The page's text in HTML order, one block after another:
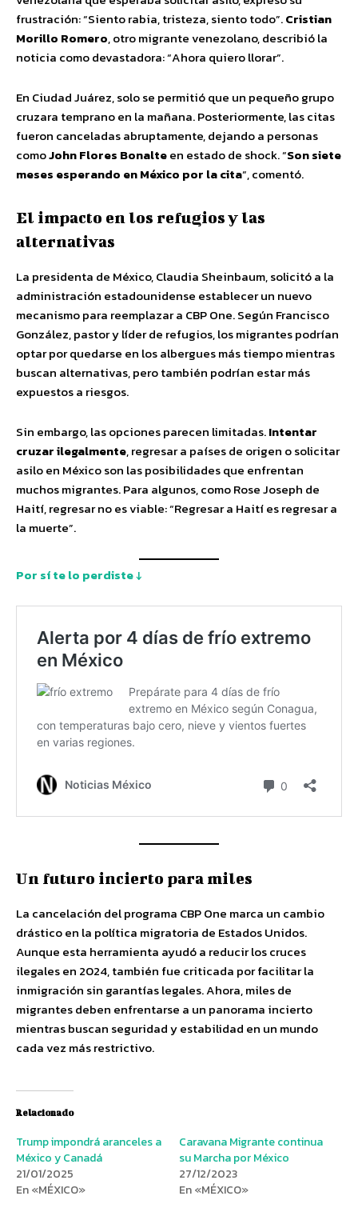
frustración: “Siento rabia, tristeza, siento todo”.Cristian
Morillo Romero, otro migrante venezolano, describió la
noticia como devastadora: “Ahora quiero llorar”.
En Ciudad Juárez, solo se permitió que un pequeño grupo
cruzara temprano en la mañana. Posteriormente, las citas
fueron canceladas abruptamente, dejando a personas
comoJohn Flores Bonalteen estado de shock. “Son siete
meses esperando en México por la cita“, comentó.
El impacto en los refugios y las
alternativas
La presidenta de México, Claudia Sheinbaum, solicitó a la
administración estadounidense establecer un nuevo
mecanismo para reemplazar a CBP One. Según Francisco
González, pastor y líder de refugios, los migrantes podrían
optar por quedarse en los albergues más tiempo mientras
buscan alternativas, pero también podrían estar más
expuestos a riesgos.
Sin embargo, las opciones parecen limitadas.Intentar
cruzar ilegalmente, regresar a países de origen o solicitar
asilo en México son las posibilidades que enfrentan
muchos migrantes. Para algunos, como Rose Joseph de
Haití, regresar no es viable: “Regresar a Haití es regresar a
la muerte”.
Por sí te lo perdiste ↓
Un futuro incierto para miles
La cancelación del programa CBP One marca un cambio
drástico en la política migratoria de Estados Unidos.
Aunque esta herramienta ayudó a reducir los cruces
ilegales en 2024, también fue criticada por facilitar la
inmigración sin garantías legales. Ahora, miles de
migrantes deben enfrentarse a un panorama incierto
mientras buscan seguridad y estabilidad en un mundo
cada vez más restrictivo.
Relacionado
Trump impondrá aranceles a
México y Canadá
21/01/2025
En «MÉXICO»
Caravana Migrante continua
su Marcha por México
27/12/2023
En «MÉXICO»